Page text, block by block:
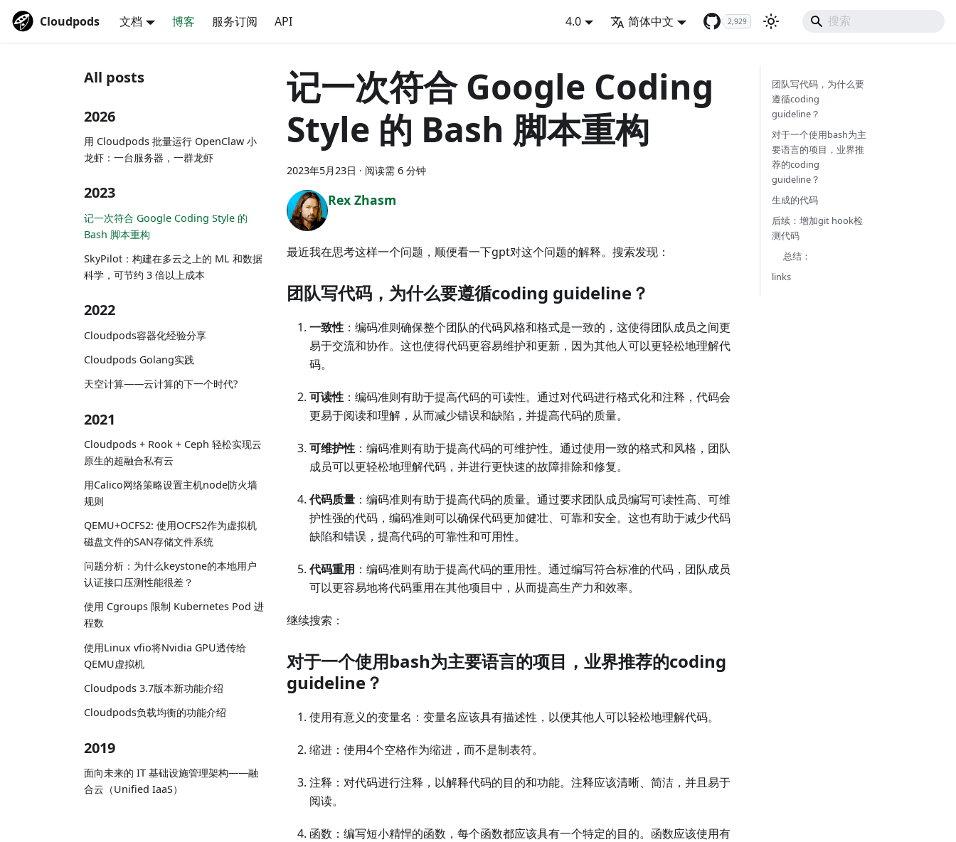
Cloudpods 文档 博客 服务订阅 API 4.0 简体中文 2,929
All posts
2026
用 Cloudpods 批量运行 OpenClaw 小
龙虾：一台服务器，一群龙虾
2023
记一次符合 Google Coding Style 的
Bash 脚本重构
SkyPilot：构建在多云之上的 ML 和数据
科学，可节约 3 倍以上成本
2022
Cloudpods容器化经验分享
Cloudpods Golang实践
天空计算——云计算的下一个时代?
2021
Cloudpods + Rook + Ceph 轻松实现云
原生的超融合私有云
用Calico网络策略设置主机node防火墙
规则
QEMU+OCFS2: 使用OCFS2作为虚拟机
磁盘文件的SAN存储文件系统
问题分析：为什么keystone的本地用户
认证接口压测性能很差？
使用 Cgroups 限制 Kubernetes Pod 进
程数
使用Linux vfio将Nvidia GPU透传给
QEMU虚拟机
Cloudpods 3.7版本新功能介绍
Cloudpods负载均衡的功能介绍
2019
面向未来的 IT 基础设施管理架构——融
合云（Unified IaaS）
记一次符合 Google Coding
Style 的 Bash 脚本重构
2023年5月23日 · 阅读需 6 分钟
Rex Zhasm
最近我在思考这样一个问题，顺便看一下gpt对这个问题的解释。搜索发现：
团队写代码，为什么要遵循coding guideline？
一致性 ：编码准则确保整个团队的代码风格和格式是一致的，这使得团队成员之间更
易于交流和协作。这也使得代码更容易维护和更新，因为其他人可以更轻松地理解代
码。
可读性 ：编码准则有助于提高代码的可读性。通过对代码进行格式化和注释，代码会
更易于阅读和理解，从而减少错误和缺陷，并提高代码的质量。
可维护性 ：编码准则有助于提高代码的可维护性。通过使用一致的格式和风格，团队
成员可以更轻松地理解代码，并进行更快速的故障排除和修复。
代码质量 ：编码准则有助于提高代码的质量。通过要求团队成员编写可读性高、可维
护性强的代码，编码准则可以确保代码更加健壮、可靠和安全。这也有助于减少代码
缺陷和错误，提高代码的可靠性和可用性。
代码重用 ：编码准则有助于提高代码的重用性。通过编写符合标准的代码，团队成员
可以更容易地将代码重用在其他项目中，从而提高生产力和效率。
继续搜索：
对于一个使用bash为主要语言的项目，业界推荐的coding
guideline？
使用有意义的变量名：变量名应该具有描述性，以便其他人可以轻松地理解代码。
缩进：使用4个空格作为缩进，而不是制表符。
注释：对代码进行注释，以解释代码的目的和功能。注释应该清晰、简洁，并且易于
阅读。
函数：编写短小精悍的函数，每个函数都应该具有一个特定的目的。函数应该使用有
团队写代码，为什么要
遵循coding
guideline？
对于一个使用bash为主
要语言的项目，业界推
荐的coding
guideline？
生成的代码
后续：增加git hook检
测代码
总结：
links